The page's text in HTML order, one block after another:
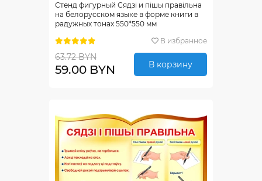
Стенд фигурный Сядзi и пiшы правiльна
на белорусском языке в форме книги в
радужных тонах 550*550 мм
В избранное
63.72 BYN
59.00 BYN В корзину